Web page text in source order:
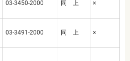
03-3450-2000 同 上 ×
03-3491-2000 同 上 ×